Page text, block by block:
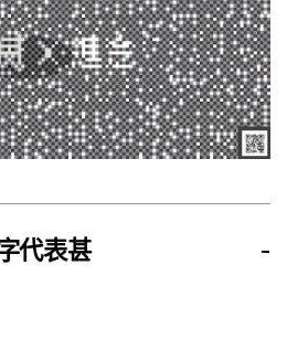
代表甚
-